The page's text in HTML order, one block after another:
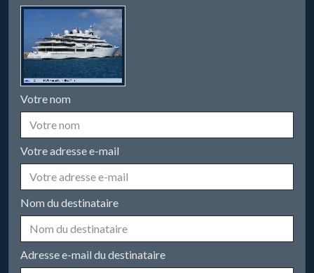
Votre nom
Votre adresse e-mail
Nom du destinataire
Adresse e-mail du destinataire